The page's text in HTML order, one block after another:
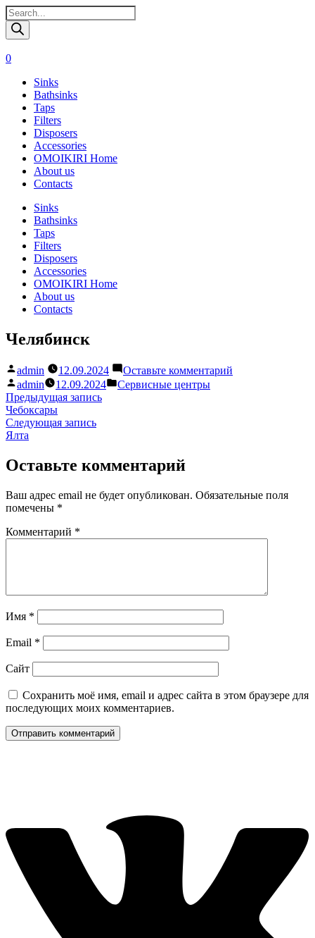
Поиск
товаров
0
Sinks
Bathsinks
Taps
Filters
Disposers
Accessories
OMOIKIRI Home
About us
Contacts
Sinks
Bathsinks
Taps
Filters
Disposers
Accessories
OMOIKIRI Home
About us
Contacts
Перейти
Челябинск
Написано
автором
admin 12.09.2024 Оставьте комментарий
Написано
автором
admin 12.09.2024
Написано
Сервисные центры
Навигация
по
записям
Предыдущая записьПредыдущая
Чебоксары
Следующая записьСледующая
Ялта
Оставьте комментарий
Ваш адрес email не будет опубликован. Обязательные поля
помечены *
Комментарий *
Имя *
Email *
Сайт
Сохранить моё имя, email и адрес сайта в этом браузере для
последующих моих комментариев.